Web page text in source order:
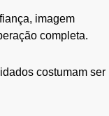
imagem
completa.
costumam ser